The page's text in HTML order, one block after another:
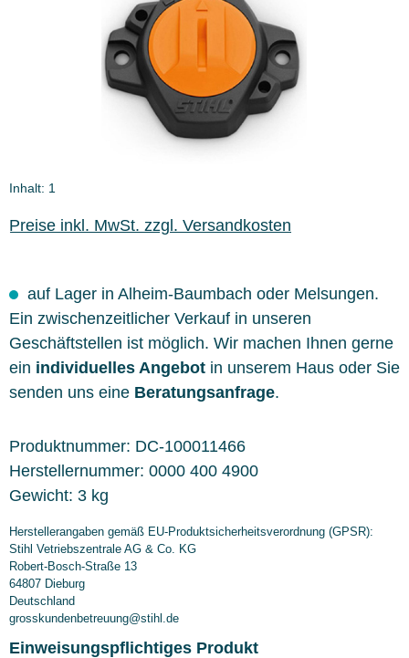
Inhalt: 1
Preise inkl. MwSt. zzgl. Versandkosten
auf Lager in Alheim-Baumbach oder Melsungen.
Ein zwischenzeitlicher Verkauf in unseren
Geschäftstellen ist möglich. Wir machen Ihnen gerne
ein individuelles Angebot in unserem Haus oder Sie
senden uns eine Beratungsanfrage.
Produktnummer: DC-100011466
Herstellernummer: 0000 400 4900
Gewicht: 3 kg
Herstellerangaben gemäß EU-Produktsicherheitsverordnung (GPSR):
Stihl Vetriebszentrale AG & Co. KG
Robert-Bosch-Straße 13
64807 Dieburg
Deutschland
grosskundenbetreuung@stihl.de
Einweisungspflichtiges Produkt